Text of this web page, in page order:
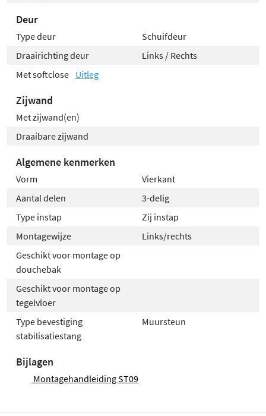
Deur
Type deur
Schuifdeur
Draairichting deur
Links / Rechts
Met softclose Uitleg
Zijwand
Met zijwand(en)
Draaibare zijwand
Algemene kenmerken
Vorm
Vierkant
Aantal delen
3-delig
Type instap
Zij instap
Montagewijze
Links/rechts
Geschikt voor montage op
douchebak
Geschikt voor montage op
tegelvloer
Type bevestiging
stabilisatiestang
Muursteun
Bijlagen
Montagehandleiding ST09